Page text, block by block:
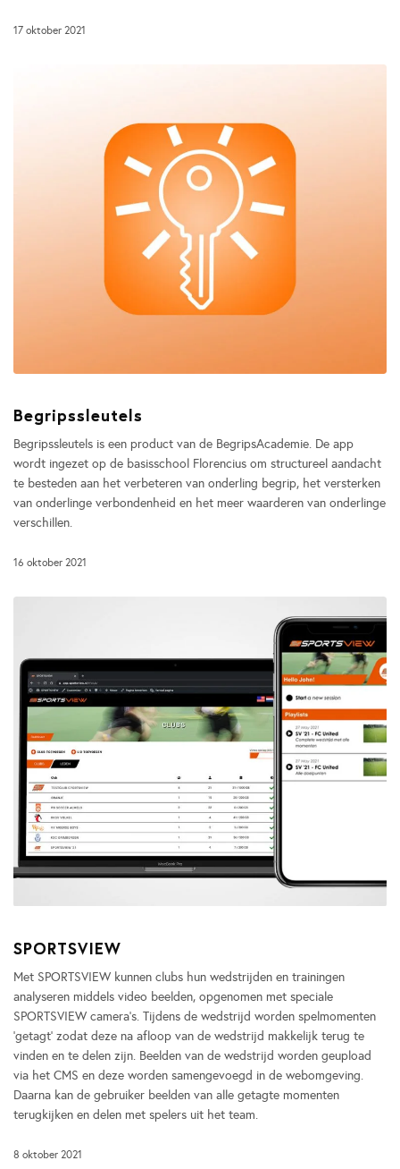
17 oktober 2021
Begripssleutels
Begripssleutels is een product van de BegripsAcademie. De app
wordt ingezet op de basisschool Florencius om structureel aandacht
te besteden aan het verbeteren van onderling begrip, het versterken
van onderlinge verbondenheid en het meer waarderen van onderlinge
verschillen.
16 oktober 2021
SPORTSVIEW
Met SPORTSVIEW kunnen clubs hun wedstrijden en trainingen
analyseren middels video beelden, opgenomen met speciale
SPORTSVIEW camera’s. Tijdens de wedstrijd worden spelmomenten
‘getagt’ zodat deze na afloop van de wedstrijd makkelijk terug te
vinden en te delen zijn. Beelden van de wedstrijd worden geupload
via het CMS en deze worden samengevoegd in de webomgeving.
Daarna kan de gebruiker beelden van alle getagte momenten
terugkijken en delen met spelers uit het team.
8 oktober 2021